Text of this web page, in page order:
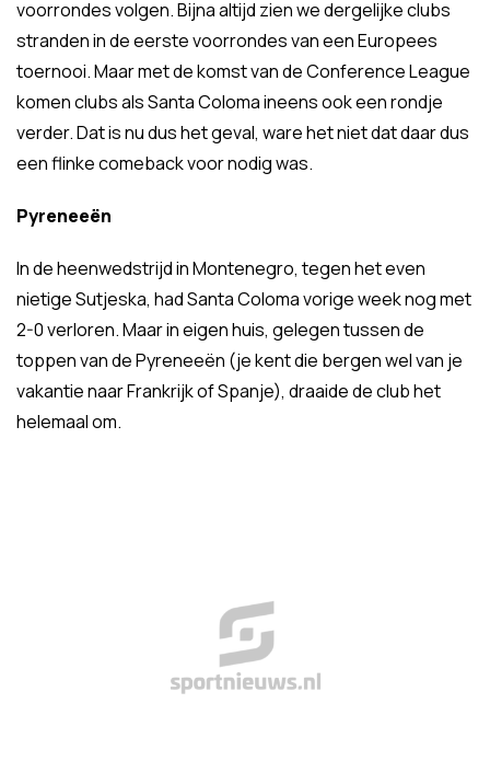
voorrondes volgen. Bijna altijd zien we dergelijke clubs
stranden in de eerste voorrondes van een Europees
toernooi. Maar met de komst van de Conference League
komen clubs als Santa Coloma ineens ook een rondje
verder. Dat is nu dus het geval, ware het niet dat daar dus
een flinke comeback voor nodig was.
Pyreneeën
In de heenwedstrijd in Montenegro, tegen het even
nietige Sutjeska, had Santa Coloma vorige week nog met
2-0 verloren. Maar in eigen huis, gelegen tussen de
toppen van de Pyreneeën (je kent die bergen wel van je
vakantie naar Frankrijk of Spanje), draaide de club het
helemaal om.